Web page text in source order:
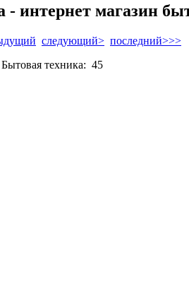
- интернет магазин
следующий> последний>>>
техника: 45